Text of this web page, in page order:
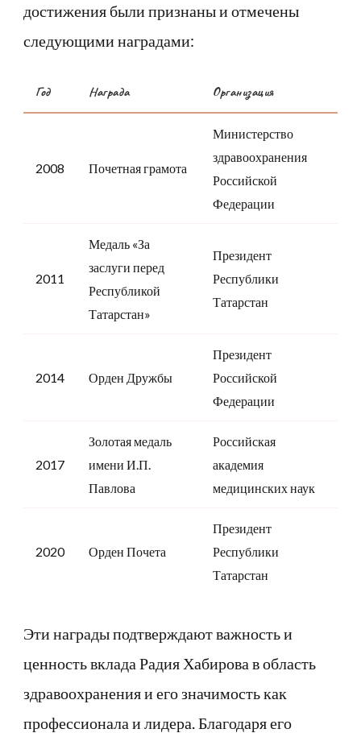
достижения были признаны и отмечены
следующими наградами:
Год Награда Организация
2008 Почетная грамота
Министерство
здравоохранения
Российской
Федерации
2011
Медаль «За
заслуги перед
Республикой
Татарстан»
Президент
Республики
Татарстан
2014 Орден Дружбы
Президент
Российской
Федерации
2017
Золотая медаль
имени И.П.
Павлова
Российская
академия
медицинских наук
2020 Орден Почета
Президент
Республики
Татарстан
Эти награды подтверждают важность и
ценность вклада Радия Хабирова в область
здравоохранения и его значимость как
профессионала и лидера. Благодаря его